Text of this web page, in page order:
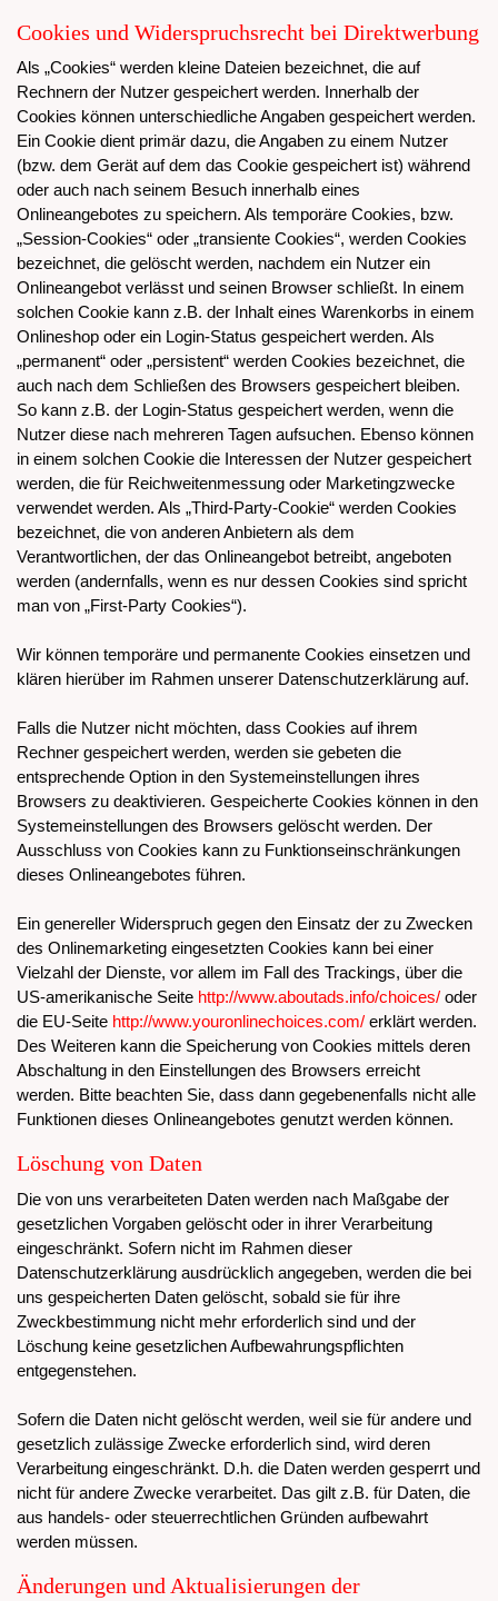
Cookies und Widerspruchsrecht bei Direktwerbung
Als „Cookies“ werden kleine Dateien bezeichnet, die auf
Rechnern der Nutzer gespeichert werden. Innerhalb der
Cookies können unterschiedliche Angaben gespeichert werden.
Ein Cookie dient primär dazu, die Angaben zu einem Nutzer
(bzw. dem Gerät auf dem das Cookie gespeichert ist) während
oder auch nach seinem Besuch innerhalb eines
Onlineangebotes zu speichern. Als temporäre Cookies, bzw.
„Session-Cookies“ oder „transiente Cookies“, werden Cookies
bezeichnet, die gelöscht werden, nachdem ein Nutzer ein
Onlineangebot verlässt und seinen Browser schließt. In einem
solchen Cookie kann z.B. der Inhalt eines Warenkorbs in einem
Onlineshop oder ein Login-Status gespeichert werden. Als
„permanent“ oder „persistent“ werden Cookies bezeichnet, die
auch nach dem Schließen des Browsers gespeichert bleiben.
So kann z.B. der Login-Status gespeichert werden, wenn die
Nutzer diese nach mehreren Tagen aufsuchen. Ebenso können
in einem solchen Cookie die Interessen der Nutzer gespeichert
werden, die für Reichweitenmessung oder Marketingzwecke
verwendet werden. Als „Third-Party-Cookie“ werden Cookies
bezeichnet, die von anderen Anbietern als dem
Verantwortlichen, der das Onlineangebot betreibt, angeboten
werden (andernfalls, wenn es nur dessen Cookies sind spricht
man von „First-Party Cookies“).
Wir können temporäre und permanente Cookies einsetzen und
klären hierüber im Rahmen unserer Datenschutzerklärung auf.
Falls die Nutzer nicht möchten, dass Cookies auf ihrem
Rechner gespeichert werden, werden sie gebeten die
entsprechende Option in den Systemeinstellungen ihres
Browsers zu deaktivieren. Gespeicherte Cookies können in den
Systemeinstellungen des Browsers gelöscht werden. Der
Ausschluss von Cookies kann zu Funktionseinschränkungen
dieses Onlineangebotes führen.
Ein genereller Widerspruch gegen den Einsatz der zu Zwecken
des Onlinemarketing eingesetzten Cookies kann bei einer
Vielzahl der Dienste, vor allem im Fall des Trackings, über die
US-amerikanische Seite http://www.aboutads.info/choices/ oder
die EU-Seite http://www.youronlinechoices.com/ erklärt werden.
Des Weiteren kann die Speicherung von Cookies mittels deren
Abschaltung in den Einstellungen des Browsers erreicht
werden. Bitte beachten Sie, dass dann gegebenenfalls nicht alle
Funktionen dieses Onlineangebotes genutzt werden können.
Löschung von Daten
Die von uns verarbeiteten Daten werden nach Maßgabe der
gesetzlichen Vorgaben gelöscht oder in ihrer Verarbeitung
eingeschränkt. Sofern nicht im Rahmen dieser
Datenschutzerklärung ausdrücklich angegeben, werden die bei
uns gespeicherten Daten gelöscht, sobald sie für ihre
Zweckbestimmung nicht mehr erforderlich sind und der
Löschung keine gesetzlichen Aufbewahrungspflichten
entgegenstehen.
Sofern die Daten nicht gelöscht werden, weil sie für andere und
gesetzlich zulässige Zwecke erforderlich sind, wird deren
Verarbeitung eingeschränkt. D.h. die Daten werden gesperrt und
nicht für andere Zwecke verarbeitet. Das gilt z.B. für Daten, die
aus handels- oder steuerrechtlichen Gründen aufbewahrt
werden müssen.
Änderungen und Aktualisierungen der